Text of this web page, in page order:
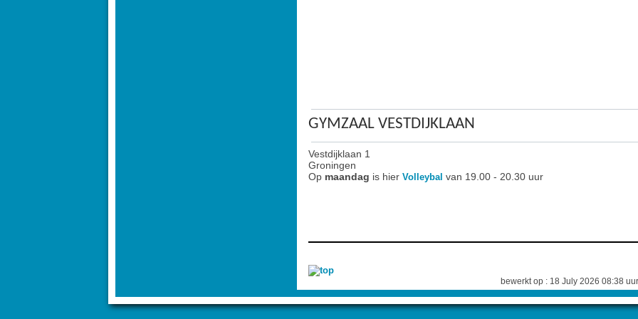
GYMZAAL VESTDIJKLAAN
Vestdijklaan 1
Groningen
Op maandag is hier Volleybal van 19.00 - 20.30 uur
bewerkt op : 18 July 2026 08:38 uur